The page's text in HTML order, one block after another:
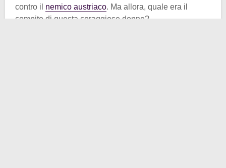
contro il nemico austriaco. Ma allora, quale era il
compito di questa coraggiose donne?